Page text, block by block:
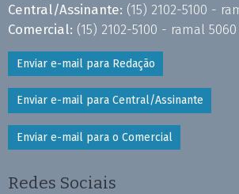
Central/Assinante: (15) 2102-5100 -
Comercial: (15) 2102-5100 - ramal 5060
Enviar e-mail para Redação
Enviar e-mail para Central/Assinante
Enviar e-mail para o Comercial
Redes Sociais